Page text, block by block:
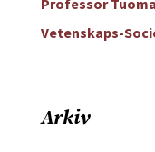
Professor
Vetenskaps-
Arkiv